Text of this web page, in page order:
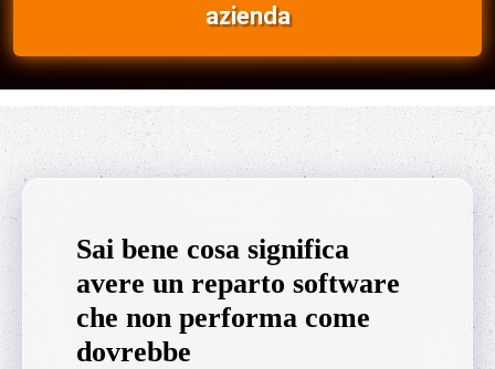
azienda
Sai bene cosa significa
avere un reparto software
che non performa come
dovrebbe